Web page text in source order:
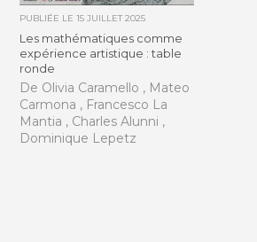
PUBLIÉE LE15 JUILLET 2025
Les mathématiques comme
expérience artistique : table
ronde
De Olivia Caramello , Mateo
Carmona , Francesco La
Mantia , Charles Alunni ,
Dominique Lepetz